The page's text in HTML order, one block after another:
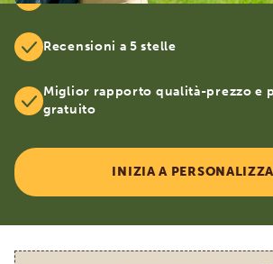
Recensioni a 5 stelle
Miglior rapporto qualità-prezzo e
gratuito
INIZIA A